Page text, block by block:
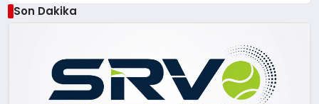
Son Dakika